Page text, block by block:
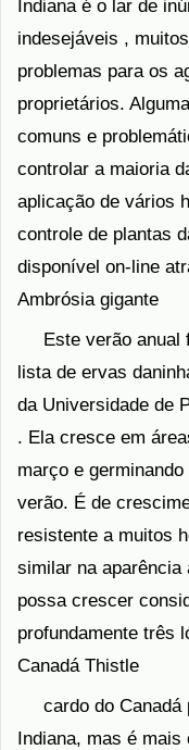
Indiana é o lar de
indesejáveis ​​,
problemas para os
proprietários.
comuns e
controlar a maioria
aplicação de vários
controle de plantas
disponível on-line
Ambrósia gigante
Este verão anual
lista de ervas
da Universidade de
. Ela cresce em
março e
verão. É de
resistente a muitos
similar na aparência
possa crescer
profundamente três
Canadá Thistle
cardo do
Indiana, mas é mais